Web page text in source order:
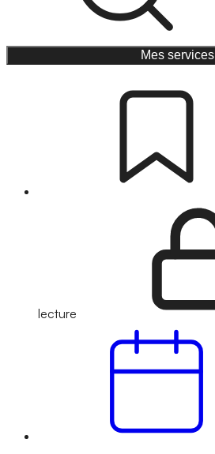
Mes services
lecture